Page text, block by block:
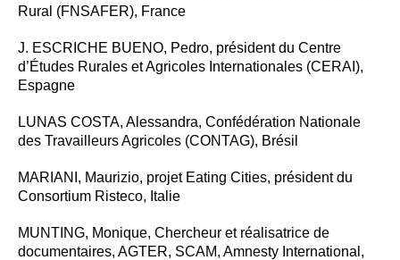
Rural (FNSAFER), France
J. ESCRICHE BUENO, Pedro, président du Centre
d’Études Rurales et Agricoles Internationales (CERAI),
Espagne
LUNAS COSTA, Alessandra, Confédération Nationale
des Travailleurs Agricoles (CONTAG), Brésil
MARIANI, Maurizio, projet Eating Cities, président du
Consortium Risteco, Italie
MUNTING, Monique, Chercheur et réalisatrice de
documentaires, AGTER, SCAM, Amnesty International,